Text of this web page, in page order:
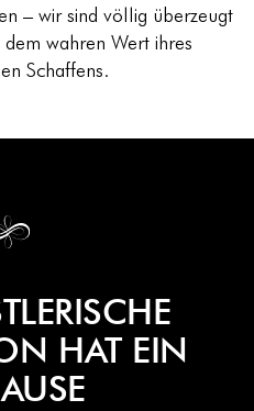
– wir sind völlig überzeugt
wahren Wert ihres
Schaffens.
HAT EIN